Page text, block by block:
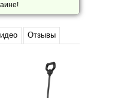
Отзывы